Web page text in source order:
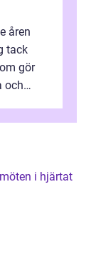
åren
tack
gör
och